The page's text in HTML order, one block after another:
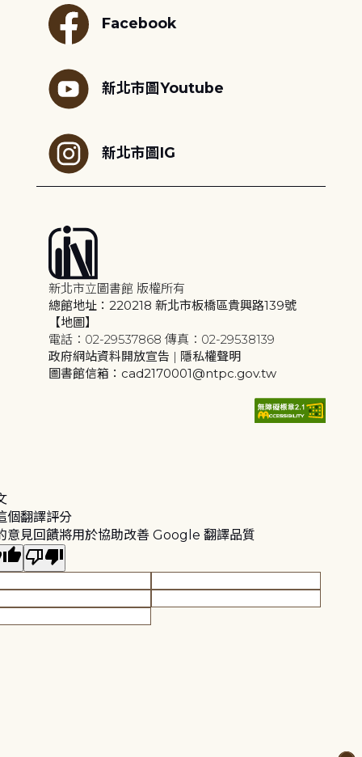
Facebook
新北市圖Youtube
新北市圖IG
新北市立圖書館 版權所有
總館地址：220218 新北市板橋區貴興路139號
【地圖】
電話：02-29537868 傳真：02-29538139
政府網站資料開放宣告 | 隱私權聲明
圖書館信箱：cad2170001@ntpc.gov.tw
個翻譯評分
意見回饋將用於協助改善 Google 翻譯品質